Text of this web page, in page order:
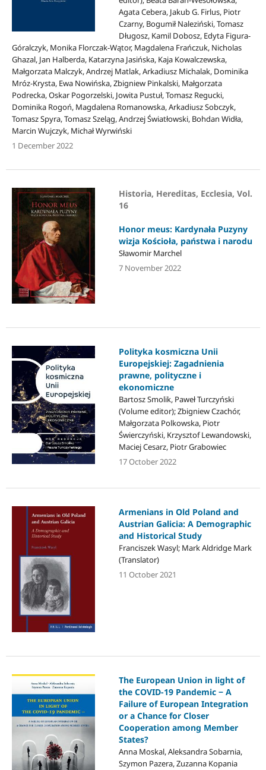
Agata Cebera, Jakub G. Firlus, Piotr
Czarny, Bogumił Naleziński, Tomasz
Długosz, Kamil Dobosz, Edyta Figura-
Góralczyk, Monika Florczak-Wątor, Magdalena Frańczuk, Nicholas
Ghazal, Jan Halberda, Katarzyna Jasińska, Kaja Kowalczewska,
Małgorzata Malczyk, Andrzej Matlak, Arkadiusz Michalak, Dominika
Mróz-Krysta, Ewa Nowińska, Zbigniew Pinkalski, Małgorzata
Podrecka, Oskar Pogorzelski, Jowita Pustuł, Tomasz Regucki,
Dominika Rogoń, Magdalena Romanowska, Arkadiusz Sobczyk,
Tomasz Spyra, Tomasz Szeląg, Andrzej Światłowski, Bohdan Widła,
Marcin Wujczyk, Michał Wyrwiński
1 December 2022
Historia, Hereditas, Ecclesia, Vol.
16
Honor meus: Kardynała Puzyny
wizja Kościoła, państwa i narodu
Sławomir Marchel
7 November 2022
Polityka kosmiczna Unii
Europejskiej: Zagadnienia
prawne, polityczne i
ekonomiczne
Bartosz Smolik, Paweł Turczyński
(Volume editor); Zbigniew Czachór,
Małgorzata Polkowska, Piotr
Świerczyński, Krzysztof Lewandowski,
Maciej Cesarz, Piotr Grabowiec
17 October 2022
Armenians in Old Poland and
Austrian Galicia: A Demographic
and Historical Study
Franciszek Wasyl; Mark Aldridge Mark
(Translator)
11 October 2021
The European Union in light of
the COVID-19 Pandemic ‒ A
Failure of European Integration
or a Chance for Closer
Cooperation among Member
States?
Anna Moskal, Aleksandra Sobarnia,
Szymon Pazera, Zuzanna Kopania